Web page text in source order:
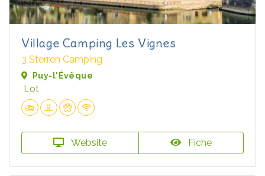
Village Camping Les Vignes
3 Sterren Camping
Puy-l'Évêque
Lot
Website Fiche